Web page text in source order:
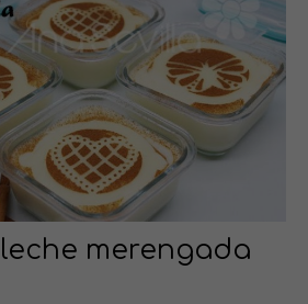
merengada